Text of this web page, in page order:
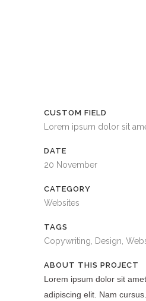
CUSTOM FIELD
Lorem ipsum dolor sit
DATE
20 November
CATEGORY
Websites
TAGS
Copywriting, Design,
ABOUT THIS PROJECT
Lorem ipsum dolor sit
adipiscing elit. Nam